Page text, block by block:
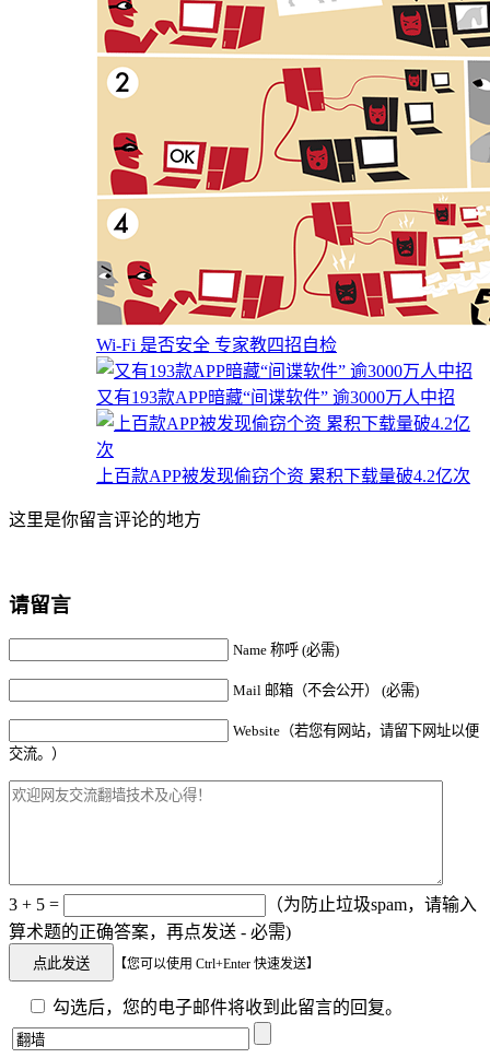
Wi-Fi 是否安全 专家教四招自检
又有193款APP暗藏“间谍软件” 逾3000万人中招
上百款APP被发现偷窃个资 累积下载量破4.2亿次
这里是你留言评论的地方
请留言
Name 称呼 (必需)
Mail 邮箱（不会公开） (必需)
Website（若您有网站，请留下网址以便
交流。）
3 + 5 =
（为防止垃圾spam，请输入
算术题的正确答案，再点发送 - 必需)
【您可以使用 Ctrl+Enter 快速发送】
勾选后，您的电子邮件将收到此留言的回复。